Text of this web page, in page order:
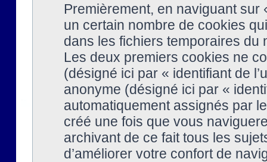
Premièrement, en naviguant
un certain nombre de cookies
dans les fichiers temporaires du
Les deux premiers cookies ne
(désigné ici par « identifiant de
anonyme (désigné ici par «
automatiquement assignés par
créé une fois que vous
archivant de ce fait tous les
d’améliorer votre confort de